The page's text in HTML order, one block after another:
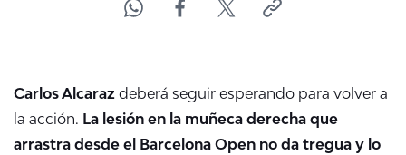
Carlos Alcaraz deberá seguir esperando para volver a
la acción. La lesión en la muñeca derecha que
arrastra desde el Barcelona Open no da tregua y lo